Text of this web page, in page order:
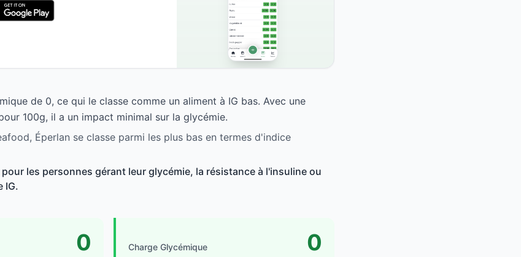
de 0, ce qui le classe comme un aliment à IG bas. Avec une
100g, il a un impact minimal sur la glycémie.
Éperlan se classe parmi les plus bas en termes d'indice
les personnes gérant leur glycémie, la résistance à l'insuline ou
IG.
0 Charge Glycémique 0